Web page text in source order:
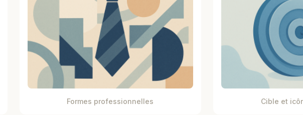
Formes professionnelles Cible et